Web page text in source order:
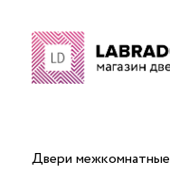
Двери межкомнатные